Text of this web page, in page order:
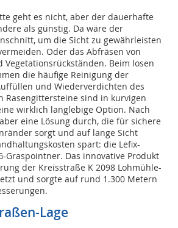
geht es nicht, aber der dauerhafte
als günstig. Da wäre der
um die Sicht zu gewährleisten
Oder das Abfräsen von
Vegetationsrückständen. Beim losen
die häufige Reinigung der
und Wiederverdichten des
Rasengittersteine sind in kurvigen
wirklich langlebige Option. Nach
eine Lösung durch, die für sichere
sorgt und auf lange Sicht
spart: die Lefix-
Graspointner. Das innovative Produkt
der Kreisstraße K 2098 Lohmühle-
und sorgte auf rund 1.300 Metern
Lage